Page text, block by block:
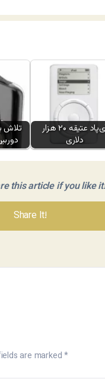
تلاش
آی‌پاد عتیقه ۲۰ هزار
دلاری
this article if you like
Share It!
are marked*